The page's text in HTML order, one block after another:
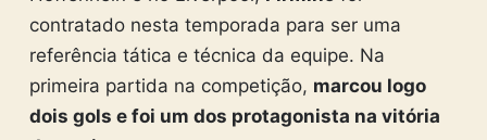
contratado nesta temporada para ser uma
referência tática e técnica da equipe. Na
primeira partida na competição, marcou logo
dois gols e foi um dos protagonista na vitória